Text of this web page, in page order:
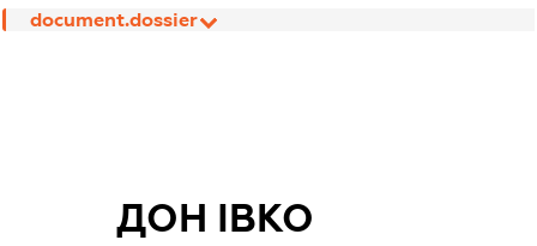
document.dossier
ДОН ІВКО